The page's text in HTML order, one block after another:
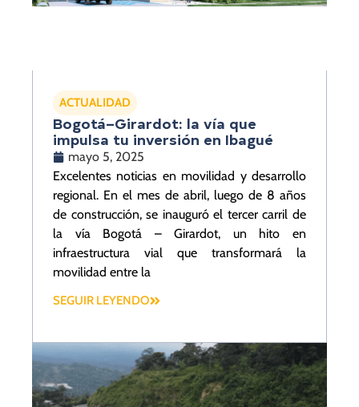
ACTUALIDAD
Bogotá–Girardot: la vía que
impulsa tu inversión en Ibagué
mayo 5, 2025
Excelentes noticias en movilidad y desarrollo
regional. En el mes de abril, luego de 8 años
de construcción, se inauguró el tercer carril de
la vía Bogotá – Girardot, un hito en
infraestructura vial que transformará la
movilidad entre la
SEGUIR LEYENDO